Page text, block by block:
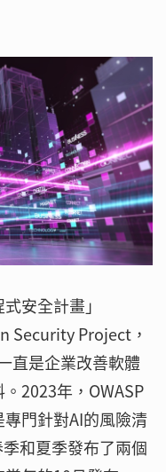
安全計畫」
Security Project，
直是企業改善軟體
2023年，OWASP
門針對AI的風險清
和夏季發布了兩個